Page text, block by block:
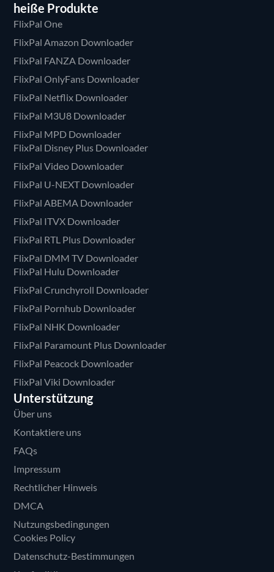
heiße Produkte
FlixPal One
FlixPal Amazon Downloader
FlixPal FANZA Downloader
FlixPal OnlyFans Downloader
FlixPal Netflix Downloader
FlixPal M3U8 Downloader
FlixPal MPD Downloader
FlixPal Disney Plus Downloader
FlixPal Video Downloader
FlixPal U-NEXT Downloader
FlixPal ABEMA Downloader
FlixPal ITVX Downloader
FlixPal RTL Plus Downloader
FlixPal DMM TV Downloader
FlixPal Hulu Downloader
FlixPal Crunchyroll Downloader
FlixPal Pornhub Downloader
FlixPal NHK Downloader
FlixPal Paramount Plus Downloader
FlixPal Peacock Downloader
FlixPal Viki Downloader
Unterstützung
Über uns
Kontaktiere uns
FAQs
Impressum
Rechtlicher Hinweis
DMCA
Nutzungsbedingungen
Cookies Policy
Datenschutz-Bestimmungen